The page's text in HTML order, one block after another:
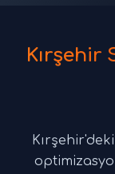
Kırşehir